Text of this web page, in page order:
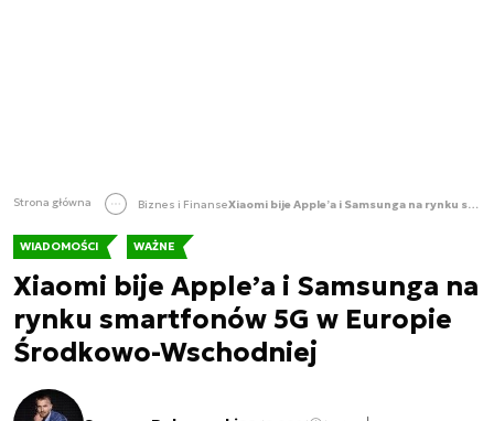
Strona główna Biznes i Finanse Xiaomi bije Apple’a i Samsunga na rynku smartfonów 5G w Europie Środkowo-Wschodniej
WIADOMOŚCI WAŻNE
Xiaomi bije Apple’a i Samsunga na
rynku smartfonów 5G w Europie
Środkowo-Wschodniej